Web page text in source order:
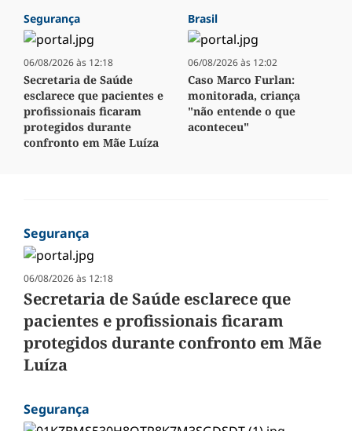
Segurança
06/08/2026 às 12:18
Secretaria de Saúde
esclarece que pacientes e
profissionais ficaram
protegidos durante
confronto em Mãe Luíza
Brasil
06/08/2026 às 12:02
Caso Marco Furlan:
monitorada, criança
"não entende o que
aconteceu"
Segurança
06/08/2026 às 12:18
Secretaria de Saúde esclarece que
pacientes e profissionais ficaram
protegidos durante confronto em Mãe
Luíza
Segurança